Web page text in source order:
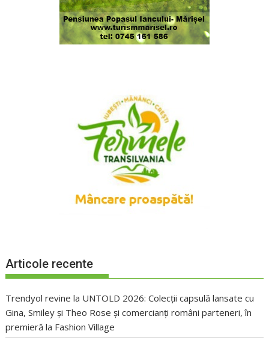
Articole recente
Trendyol revine la UNTOLD 2026: Colecții capsulă lansate cu
Gina, Smiley și Theo Rose și comercianți români parteneri, în
premieră la Fashion Village